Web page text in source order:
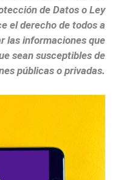
de Datos o Ley
el derecho de todos a
las informaciones que
sean susceptibles de
públicas o privadas.